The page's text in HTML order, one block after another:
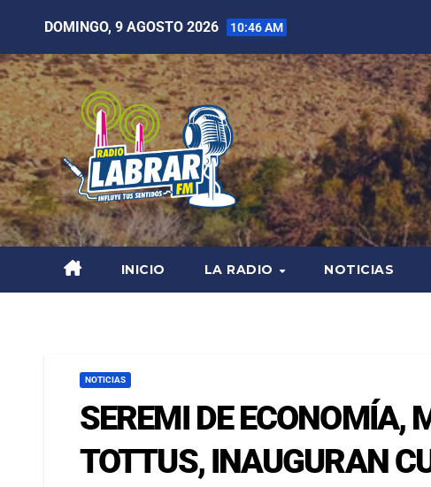
DOMINGO, 9 AGOSTO 2026 10:46 AM
INICIO LA RADIO NOTICIAS
NOTICIAS
SEREMI DE ECONOMÍA,
TOTTUS, INAUGURAN